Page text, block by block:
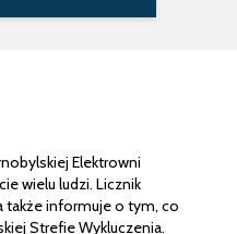
Elektrowni
wielu ludzi. Licznik
także informuje o tym, co
Strefie Wykluczenia.